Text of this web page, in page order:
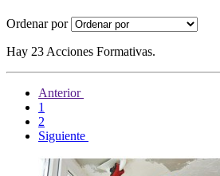
Ordenar por
Hay 23 Acciones Formativas.
Anterior
1
2
Siguiente